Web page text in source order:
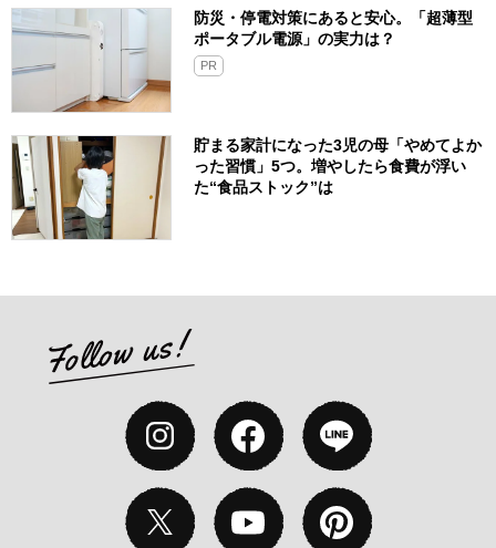
防災・停電対策にあると安心。「超薄型
ポータブル電源」の実力は？​
PR
貯まる家計になった3児の母「やめてよか
った習慣」5つ。増やしたら食費が浮い
た“食品ストック”は